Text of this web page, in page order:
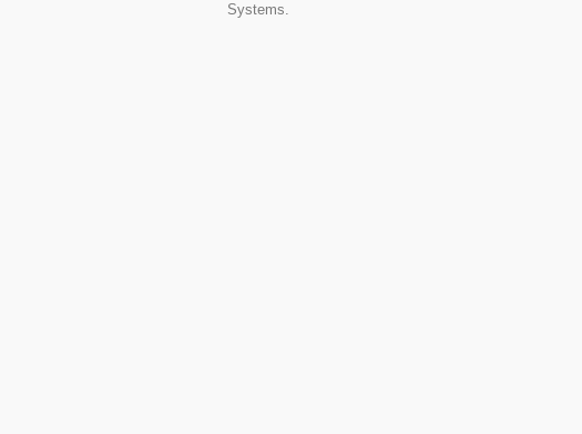
Systems.